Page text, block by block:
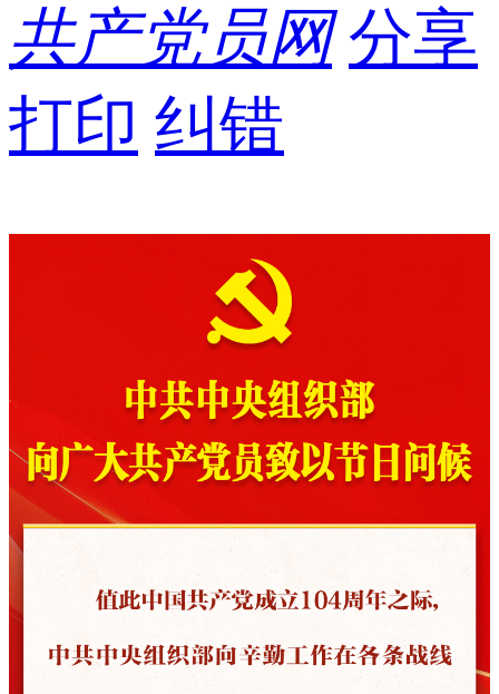
共产党员网 分享
打印 纠错